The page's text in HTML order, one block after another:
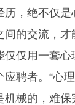
，绝不仅是
间的交流，才
仅仅用一套
应聘者。“心
机械的，难保